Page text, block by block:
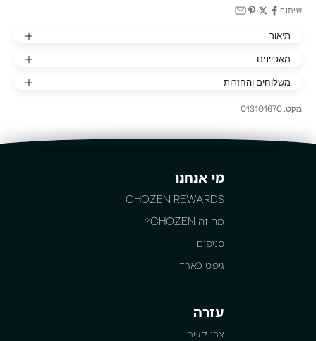
שיתוף
תיאור
מאפיינים
משלוחים והחזרות
מקט: 013101670
מי אנחנו
CHOZEN REWARDS
מה זה CHOZEN?
סניפים
גיפט כארד
עזרה
צרו קשר